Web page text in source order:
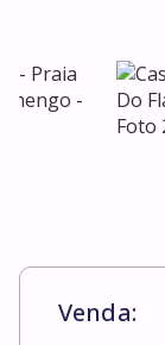
Venda: